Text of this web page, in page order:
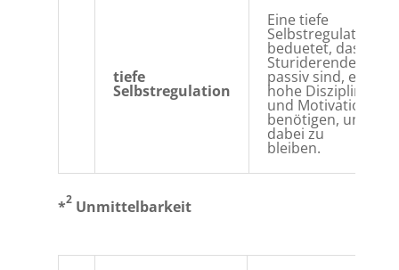
tiefe
Selbstregulation
Eine tiefe
Selbstregulation
beduetet, dass
Sturiderende
passiv sind, eine
hohe Disziplin
und Motivation
benötigen, um
dabei zu
bleiben.
*2Unmittelbarkeit